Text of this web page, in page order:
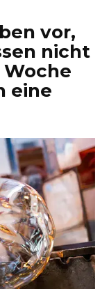
vor,
nicht
eine